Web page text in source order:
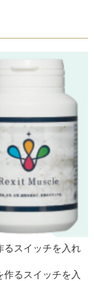
るスイッチを入れ
作るスイッチを入